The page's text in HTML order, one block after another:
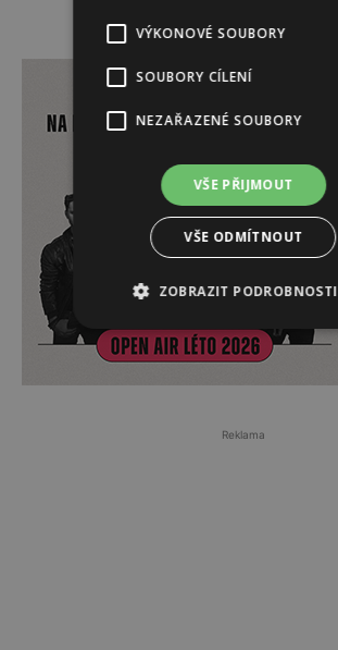
Reklama
VÝKONOVÉ SOUBORY
SOUBORY CÍLENÍ
NEZAŘAZENÉ SOUBORY
VŠE PŘIJMOUT
VŠE ODMÍTNOUT
ZOBRAZIT PODROBNOSTI